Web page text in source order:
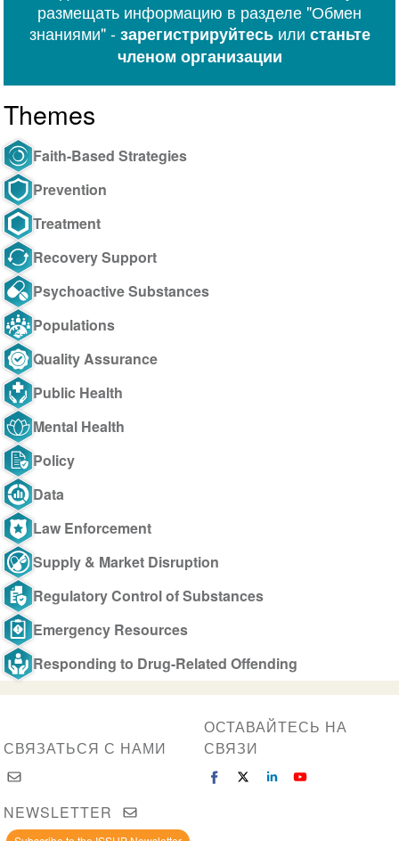
размещать информацию в разделе "Обмен
знаниями" -зарегистрируйтесьили станьте
членом организации
Themes
Faith-Based Strategies
Prevention
Treatment
Recovery Support
Psychoactive Substances
Populations
Quality Assurance
Public Health
Mental Health
Policy
Data
Law Enforcement
Supply & Market Disruption
Regulatory Control of Substances
Emergency Resources
Responding to Drug-Related Offending
СВЯЗАТЬСЯ С НАМИ
ОСТАВАЙТЕСЬ НА
СВЯЗИ
NEWSLETTER